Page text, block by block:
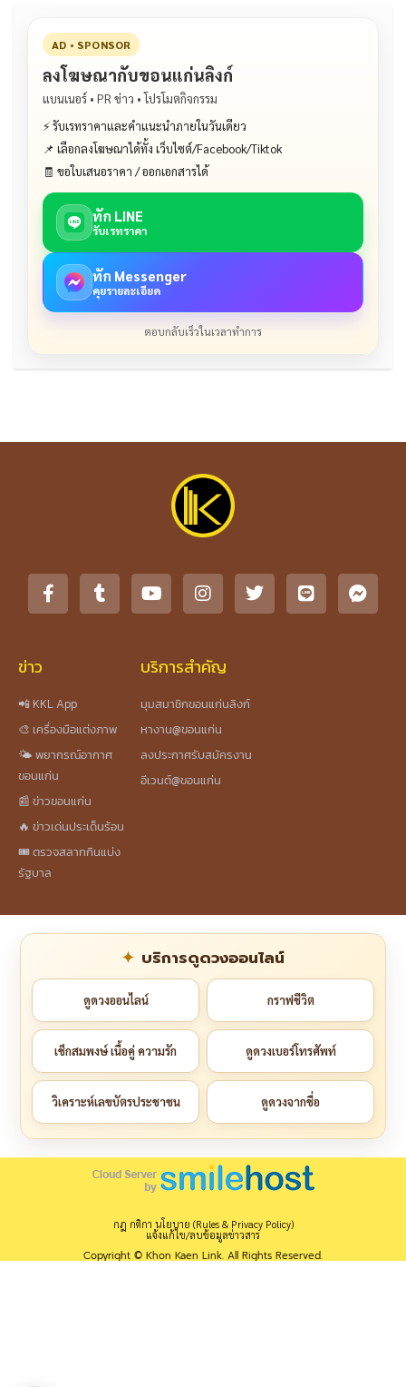
AD • SPONSOR
ลงโฆษณากับขอนแก่นลิงก์
แบนเนอร์ • PR ข่าว • โปรโมตกิจกรรม
⚡ รับเรทราคาและคำแนะนำภายในวันเดียว
📌 เลือกลงโฆษณาได้ทั้ง เว็บไซต์/Facebook/Tiktok
🧾 ขอใบเสนอราคา / ออกเอกสารได้
ทัก LINE
รับเรทราคา
ทัก Messenger
คุยรายละเอียด
ตอบกลับเร็วในเวลาทำการ
ข่าว
📲 KKL App
🎨 เครื่องมือแต่งภาพ
🌤️ พยากรณ์อากาศ
ขอนแก่น
📰 ข่าวขอนแก่น
🔥 ข่าวเด่นประเด็นร้อน
🎟️ ตรวจสลากกินแบ่ง
รัฐบาล
บริการสำคัญ
มุมสมาชิกขอนแก่นลิงก์
หางาน@ขอนแก่น
ลงประกาศรับสมัครงาน
อีเวนต์@ขอนแก่น
บริการดูดวงออนไลน์
ดูดวงออนไลน์ กราฟชีวิต
เช็กสมพงษ์ เนื้อคู่ ความรัก ดูดวงเบอร์โทรศัพท์
วิเคราะห์เลขบัตรประชาชน ดูดวงจากชื่อ
กฎ กติกา นโยบาย (Rules & Privacy Policy)
แจ้งแก้ไข/ลบข้อมูลข่าวสาร
Copyright © Khon Kaen Link. All Rights Reserved.